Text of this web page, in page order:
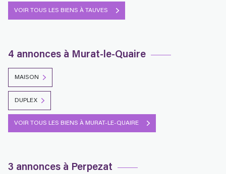
VOIR TOUS LES BIENS À TAUVES
4 annonces à Murat-le-Quaire
MAISON
DUPLEX
VOIR TOUS LES BIENS À MURAT-LE-QUAIRE
3 annonces à Perpezat